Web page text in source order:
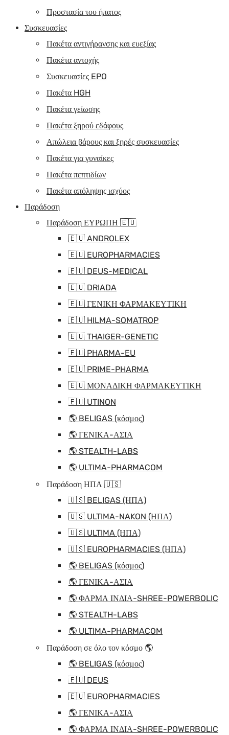
Προστασία του ήπατος
Συσκευασίες
Πακέτα αντιγήρανσης και ευεξίας
Πακέτα αντοχής
Συσκευασίες EPO
Πακέτα HGH
Πακέτα γείωσης
Πακέτα ξηρού εδάφους
Απώλεια βάρους και ξηρές συσκευασίες
Πακέτα για γυναίκες
Πακέτα πεπτιδίων
Πακέτα απόληψης ισχύος
Παράδοση
Παράδοση ΕΥΡΩΠΗ 🇪🇺
🇪🇺 ANDROLEX
🇪🇺 EUROPHARMACIES
🇪🇺 DEUS-MEDICAL
🇪🇺 DRIADA
🇪🇺 ΓΕΝΙΚΗ ΦΑΡΜΑΚΕΥΤΙΚΗ
🇪🇺 HILMA-SOMATROP
🇪🇺 THAIGER-GENETIC
🇪🇺 PHARMA-EU
🇪🇺 PRIME-PHARMA
🇪🇺 ΜΟΝΑΔΙΚΗ ΦΑΡΜΑΚΕΥΤΙΚΗ
🇪🇺 UTINON
🌎 BELIGAS (κόσμος)
🌎 ΓΕΝΙΚΑ-ΑΣΙΑ
🌎 STEALTH-LABS
🌎 ULTIMA-PHARMACOM
Παράδοση ΗΠΑ 🇺🇸
🇺🇸 BELIGAS (ΗΠΑ)
🇺🇸 ULTIMA-NAKON (ΗΠΑ)
🇺🇸 ULTIMA (ΗΠΑ)
🇺🇸 EUROPHARMACIES (ΗΠΑ)
🌎 BELIGAS (κόσμος)
🌎 ΓΕΝΙΚΑ-ΑΣΙΑ
🌎 ΦΑΡΜΑ ΙΝΔΙΑ-SHREE-POWERBOLIC
🌎 STEALTH-LABS
🌎 ULTIMA-PHARMACOM
Παράδοση σε όλο τον κόσμο 🌎
🌎 BELIGAS (κόσμος)
🇪🇺 DEUS
🇪🇺 EUROPHARMACIES
🌎 ΓΕΝΙΚΑ-ΑΣΙΑ
🌎 ΦΑΡΜΑ ΙΝΔΙΑ-SHREE-POWERBOLIC